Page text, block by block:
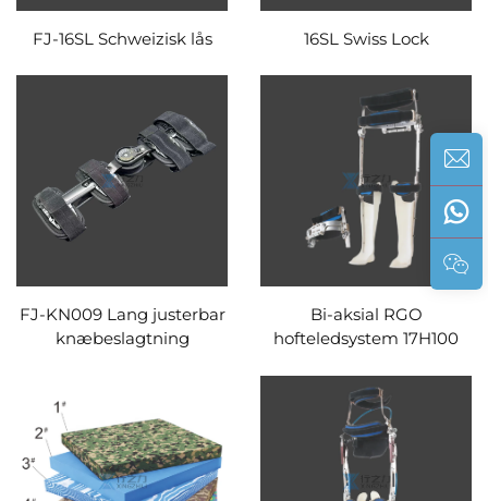
FJ-16SL Schweizisk lås 16SL Swiss Lock
FJ-KN009 Lang justerbar
knæbeslagtning
Bi-aksial RGO
hofteledsystem 17H100